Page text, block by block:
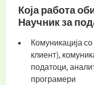
Која работа
Научник за
Комуникација
клиент),
податоци,
програмери